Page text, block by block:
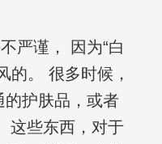
严谨， 因为“白
的。 很多时候，
护肤品，或者
这些东西，对于